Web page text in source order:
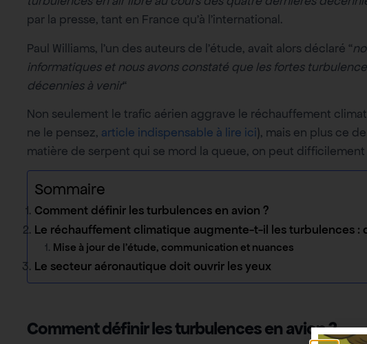
par la presse, tant en France qu’à l’international.
Paul Williams, l’un des auteurs de l’étude, avait alors déclaré “
informatiques et nous avons constaté que les fortes
décennies à venir“
Non seulement le trafic aérien aggrave le réchauffement
ne le pensez, article indispensable à lire ici), mais en plus ce
matière de serpent qui se mord la queue, on peut difficilement
Sommaire
Comment définir les turbulences en avion ?
Le réchauffement climatique augmente-t-il les turbulences :
Mise à jour de l’étude, communication et nuances
Le secteur aéronautique doit ouvrir les yeux
Comment définir les turbulences en avion ?